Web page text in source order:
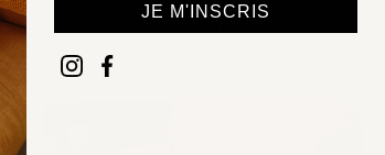
Sangle Sac SALLY - Noir
JE M'INSCRIS